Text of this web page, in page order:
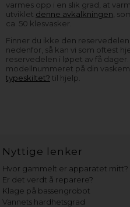
varmes opp i en slik grad, at
utviklet denne avkalkningen ,
ca. 50 klesvasker.
Finner du ikke den
nedenfor, så kan vi som oftest
reservedelen i løpet av få dager.
modellnummeret på din
typeskiltet? til hjelp.
Nyttige lenker
Hvor gammelt er apparatet mitt?
Er det verdt å reparere?
Klage på bassengrobot
Vannets hardhetsgrad